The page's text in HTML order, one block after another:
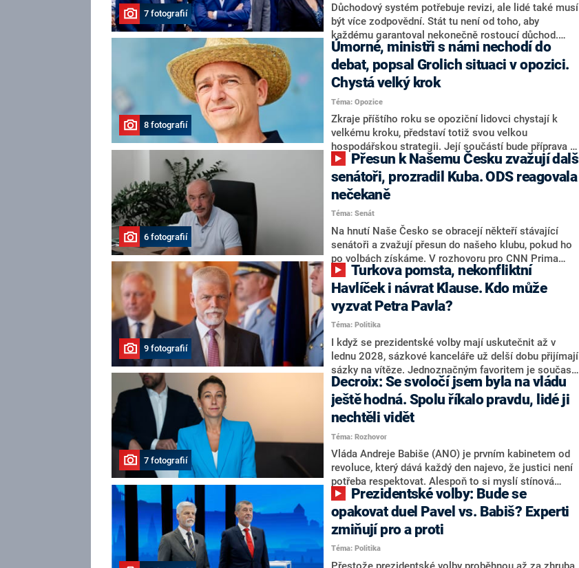
7 fotografií
Důchodový systém potřebuje revizi, ale lidé také musí
být více zodpovědní. Stát tu není od toho, aby
každému garantoval nekonečně rostoucí důchod.
Chybí tu nový systém a my ho představíme,řekl
hejtman Jihočeského kraje a předseda hnutí Naše
Česko Martin Kuba v rozhovoru pro CNN Prima NEWS.
V čele státu pak podle něj nemůže být člověk, který by
střetem zájmů omezoval čerpání financí a rozvoj,
dodal. Řešení u Andreje Babiše ale hodnotit nechtěl.
8 fotografií
Úmorné, ministři s námi nechodí do
debat, popsal Grolich situaci v opozici.
Chystá velký krok
Téma: Opozice
Zkraje příštího roku se opoziční lidovci chystají k
velkému kroku, představí totiž svou velkou
hospodářskou strategii. Její součástí bude příprava na
stárnutí populace, řekl ve středu na setkání s novináři
nový předseda lidovců Jan Grolich. Ten zároveň v
senátních volbách kandiduje ve Vyškově. Popsal i
aktivitu opozice, o níž vládní strany nebo političtí
komentátoři mluví jako o slabé a v defenzivě. „Je to
úmorná práce upozorňovat na chyby vlády. Ministři s
námi navíc nechodí do debat. Chceme ale ukazovat
svoje témata,“ odpověděl Grolich na dotaz CNN Prima
NEWS.
6 fotografií
senátoři, prozradil Kuba. ODS reagovala
nečekaně
Téma: Senát
Na hnutí Naše Česko se obracejí někteří stávající
senátoři a zvažují přesun do našeho klubu, pokud ho
po volbách získáme. V rozhovoru pro CNN Prima
NEWS to řekl zakladatel hnutí a jihočeský hejtman
Martin Kuba. Konkrétní nebyl, ale získat by takto mohl
například senátora Zdeňka Hrabu, který je dnes
součástí klubu ODS a TOP 09. Hraba to na dotaz
redakce nevyloučil. Předseda klubu senátorů ODS
Zdeněk Nytra redakci řekl, že počítá s odchodem
některých senátorů z klubu a že Naše Česko není
nepřítel, ale soupeř.
9 fotografií
Havlíček i návrat Klause. Kdo může
vyzvat Petra Pavla?
Téma: Politika
I když se prezidentské volby mají uskutečnit až v
lednu 2028, sázkové kanceláře už delší dobu přijímají
sázky na vítěze. Jednoznačným favoritem je současná
hlava státu Petr Pavel. Daleko za ním pak bookmakeři
zmiňují dva výrazné politiky ANO, tedy premiéra
Andreje Babiše a ministra průmyslu Karla Havlíčka.
Oblíbeným tipem samotných sázkařů je poslanec za
Motoristy Filip Turek. Politolog Jan Kubáček nicméně
o případné kandidatuře kohokoliv ze zmíněné trojice
značně pochybuje. Podle něj současná koalice dosud
nemá osobu, která by Pavlovi mohla konkurovat.
7 fotografií
Decroix: Se svoločí jsem byla na vládu
ještě hodná. Spolu říkalo pravdu, lidé ji
nechtěli vidět
Téma: Rozhovor
Vláda Andreje Babiše (ANO) je prvním kabinetem od
revoluce, který dává každý den najevo, že justici není
potřeba respektovat. Alespoň to si myslí stínová
ministryně spravedlnosti ODS Eva Decroix. V
rozhovoru pro CNN Prima NEWS si nebrala servítky
ohledně politického výkonu svého nástupce Jeronýma
Tejce (za ANO) či vládní zmocněnkyně pro lidská
práva Taťány Malé (ANO). Označením „svoloč“ na
adresu vlády prý byla ještě hodná. Decroix se také
opakovat duel Pavel vs. Babiš? Experti
zmiňují pro a proti
Téma: Politika